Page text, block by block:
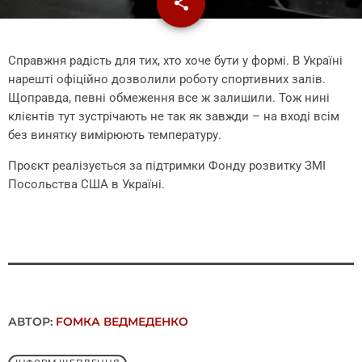
Справжня радість для тих, хто хоче бути у формі. В Україні
нарешті офіційно дозволили роботу спортивних залів.
Щоправда, певні обмеження все ж залишили. Тож нині
клієнтів тут зустрічають не так як завжди – на вході всім
без винятку вимірюють температуру.
Проєкт реалізується за підтримки Фонду розвитку ЗМІ
Посольства США в Україні.
АВТОР: FОMКА ВЕДМЕДЕНКО